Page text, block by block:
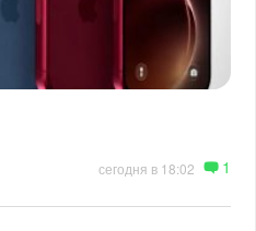
сегодня в 18:02 1